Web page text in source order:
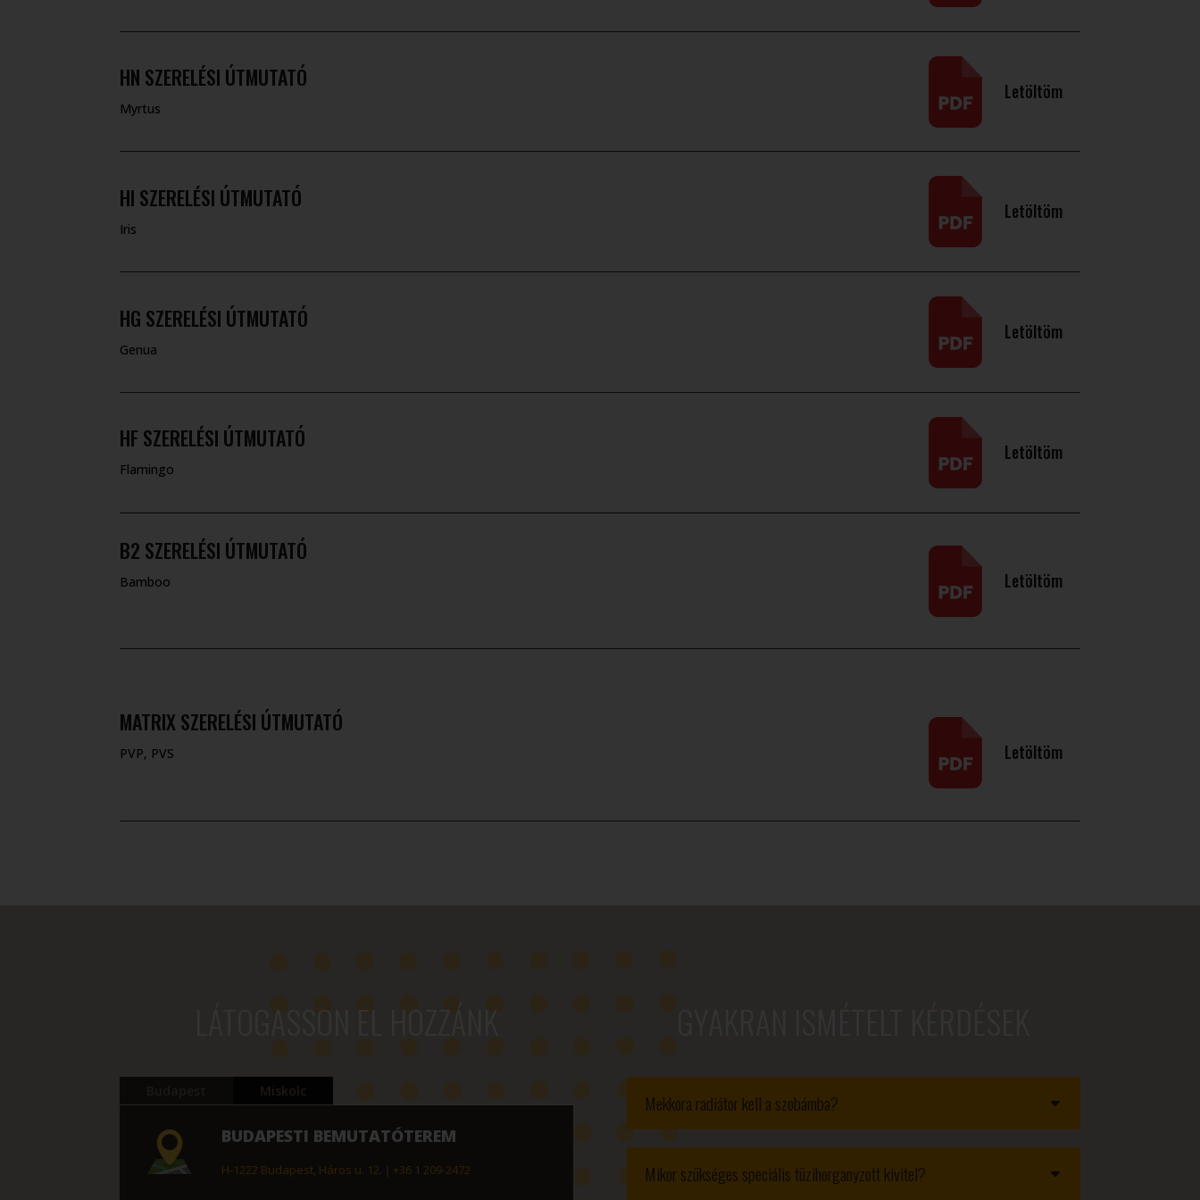
HN SZERELÉSI ÚTMUTATÓ
Myrtus
Letöltöm
HI SZERELÉSI ÚTMUTATÓ
Iris
Letöltöm
HG SZERELÉSI ÚTMUTATÓ
Genua
Letöltöm
HF SZERELÉSI ÚTMUTATÓ
Flamingo
Letöltöm
B2 SZERELÉSI ÚTMUTATÓ
Bamboo Letöltöm
MATRIX SZERELÉSI ÚTMUTATÓ
PVP, PVS Letöltöm
LÁTOGASSON EL HOZZÁNK
Miskolc
BUDAPESTI BEMUTATÓTEREM
H-1222 Budapest, Háros u. 12. +36 1 209-2472
Mekkora radiátor kell a szobámba?
Mikor szükséges speciális tüzihorganyzott kivitel?